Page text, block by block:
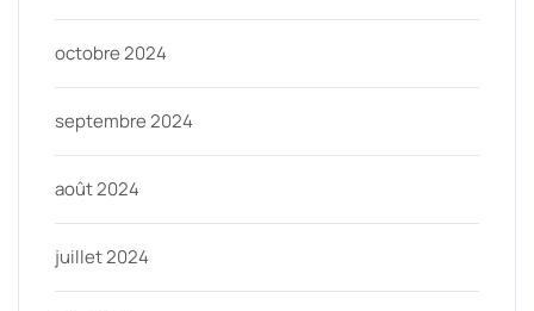
octobre 2024
septembre 2024
août 2024
juillet 2024